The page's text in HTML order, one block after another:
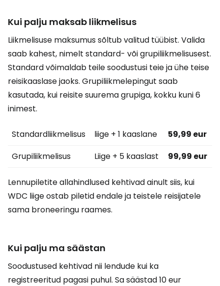
Kui palju maksab liikmelisus
Liikmelisuse maksumus sõltub valitud tüübist. Valida
saab kahest, nimelt standard- või grupiliikmelisusest.
Standard võimaldab teile soodustusi teie ja ühe teise
reisikaaslase jaoks. Grupiliikmelepingut saab
kasutada, kui reisite suurema grupiga, kokku kuni 6
inimest.
Standardliikmelisus liige + 1 kaaslane
59,99 eur
Grupiliikmelisus
Liige + 5 kaaslast 99,99 eur
Lennupiletite allahindlused kehtivad ainult siis, kui
WDC liige ostab piletid endale ja teistele reisijatele
sama broneeringu raames.
Kui palju ma säästan
Soodustused kehtivad nii lendude kui ka
registreeritud pagasi puhul. Sa säästad 10 eur